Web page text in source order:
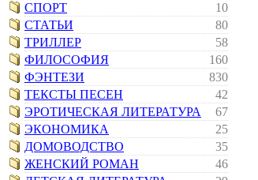
СПОРТ
10
СТАТЬИ
80
ТРИЛЛЕР
58
ФИЛОСОФИЯ
160
ФЭНТЕЗИ
830
ТЕКСТЫ ПЕСЕН
42
ЭРОТИЧЕСКАЯ ЛИТЕРАТУРА
67
ЭКОНОМИКА
25
ДОМОВОДСТВО
35
ЖЕНСКИЙ РОМАН
46